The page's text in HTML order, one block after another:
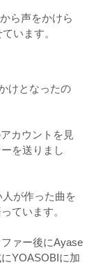
ら声をかけら
います。
けとなったの
カウントを見
を送りまし
が作った曲を
ています。
ァー後にAyase
YOASOBIに加